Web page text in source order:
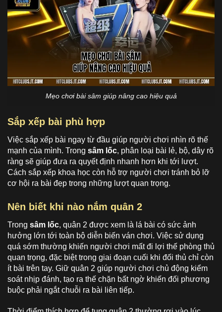
Mẹo chơi bài sâm giúp nâng cao hiệu quả
Sắp xếp bài phù hợp
Việc sắp xếp bài ngay từ đầu giúp người chơi nhìn rõ thế
mạnh của mình. Trong sâm lốc, phân loại bài lẻ, bộ, dây rõ
ràng sẽ giúp đưa ra quyết định nhanh hơn khi tới lượt.
Cách sắp xếp khoa học còn hỗ trợ người chơi tránh bỏ lỡ
cơ hội ra bài đẹp trong những lượt quan trọng.
Nên biết khi nào nắm quân 2
Trong sâm lốc, quân 2 được xem là lá bài có sức ảnh
hưởng lớn tới toàn bộ diễn biến ván chơi. Việc sử dụng
quá sớm thường khiến người chơi mất đi lợi thế phòng thủ
quan trọng, đặc biệt trong giai đoạn cuối khi đối thủ chỉ còn
ít bài trên tay. Giữ quân 2 giúp người chơi chủ động kiểm
soát nhịp đánh, tạo ra thế chặn bất ngờ khiến đối phương
buộc phải ngắt chuỗi ra bài liên tiếp.